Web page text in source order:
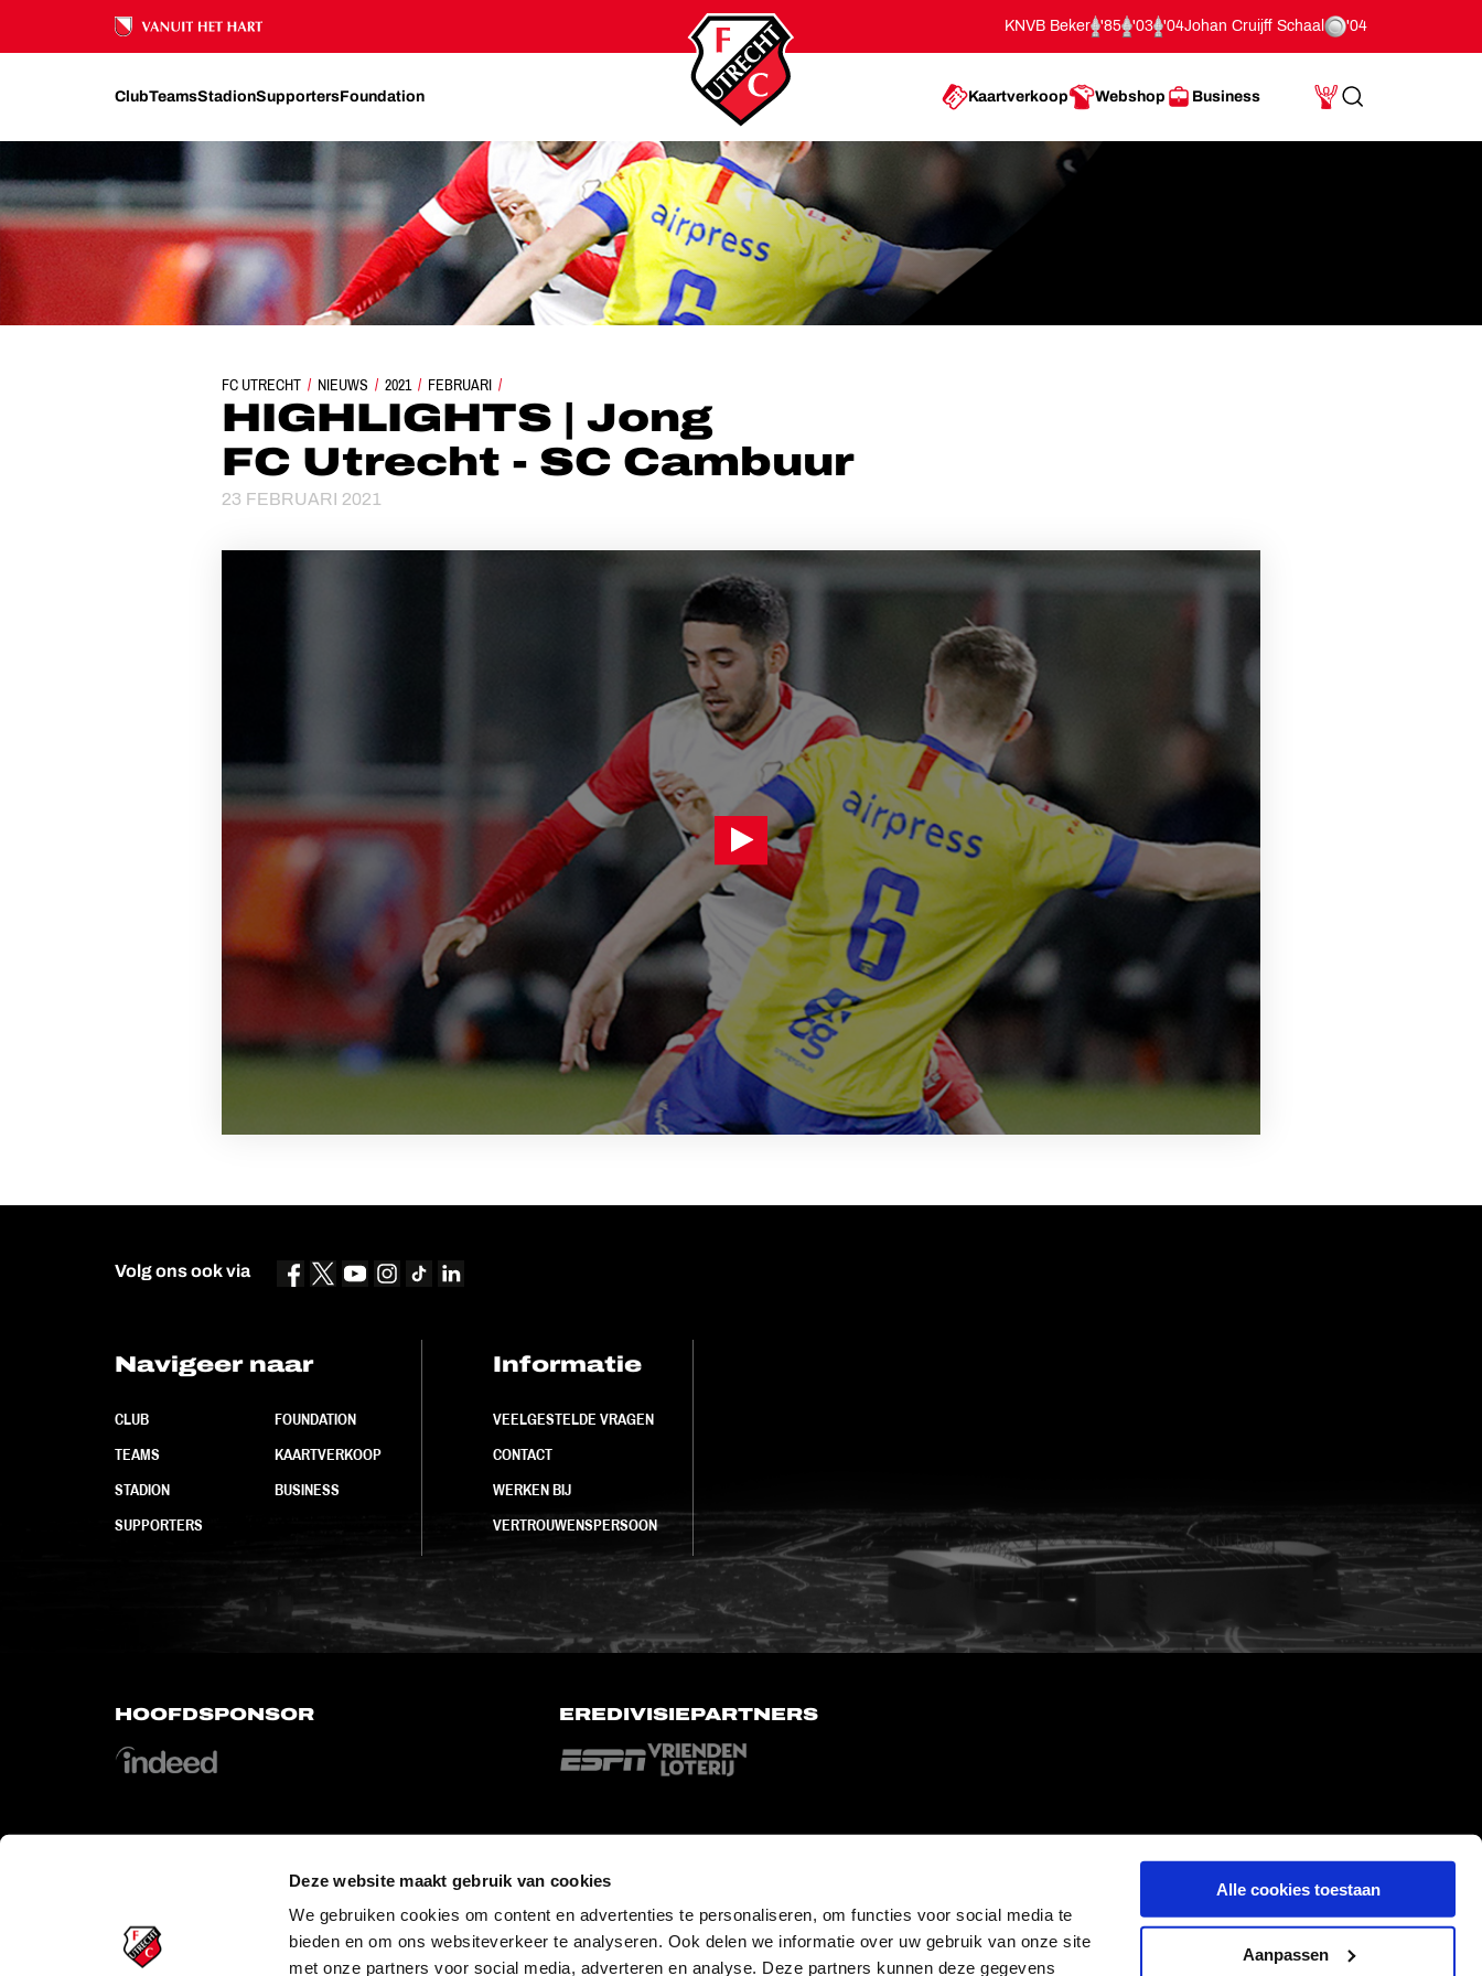
Deze website maakt gebruik van cookies
We gebruiken cookies om content en advertenties te personaliseren, om functies voor social media te
bieden en om ons websiteverkeer te analyseren. Ook delen we informatie over uw gebruik van onze site
met onze partners voor social media, adverteren en analyse. Deze partners kunnen deze gegevens
Alle cookies toestaan
Aanpassen
Ons nalatenschap
KNVB Beker '85 '03 '04Johan Cruijff Schaal '04
ClubTeamsStadionSupportersFoundation Kaartverkoop Webshop Business
Mijn Account
Search
FC UTRECHT NIEUWS 2021 FEBRUARI
HIGHLIGHTS | JONG FC UTRECHT - SC CAMBUUR
HIGHLIGHTS | Jong
FC Utrecht - SC Cambuur
23 FEBRUARI 2021
Volg ons ook via
Navigeer naar
CLUB
TEAMS
STADION
SUPPORTERS
FOUNDATION
KAARTVERKOOP
BUSINESS
Informatie
VEELGESTELDE VRAGEN
CONTACT
WERKEN BIJ
VERTROUWENSPERSOON
HOOFDSPONSOR EREDIVISIEPARTNERS
OFFICIAL PARTNERS